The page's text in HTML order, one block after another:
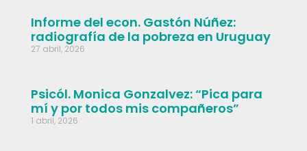
Informe del econ. Gastón Núñez:
radiografía de la pobreza en Uruguay
27 abril, 2026
Psicól. Monica Gonzalvez: “Pica para
mí y por todos mis compañeros”
1 abril, 2026